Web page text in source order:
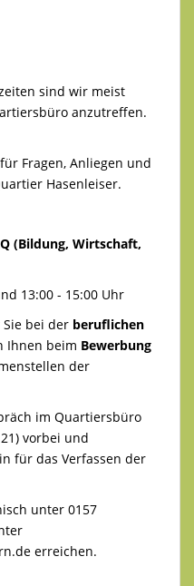
sind wir meist
anzutreffen.
Fragen, Anliegen und
Hasenleiser.
(Bildung, Wirtschaft,
13:00 - 15:00 Uhr
bei der beruflichen
Ihnen beim Bewerbung
der
im Quartiersbüro
vorbei und
für das Verfassen der
unter 0157
erreichen.